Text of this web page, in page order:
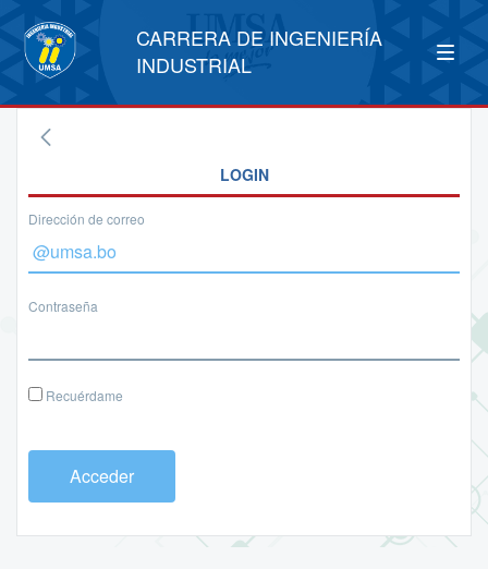
CARRERA DE INGENIERÍA
INDUSTRIAL
LOGIN
Dirección de correo
Contraseña
Recuérdame
Acceder